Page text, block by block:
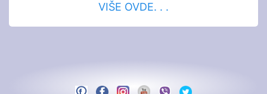
VIŠE OVDE. . .